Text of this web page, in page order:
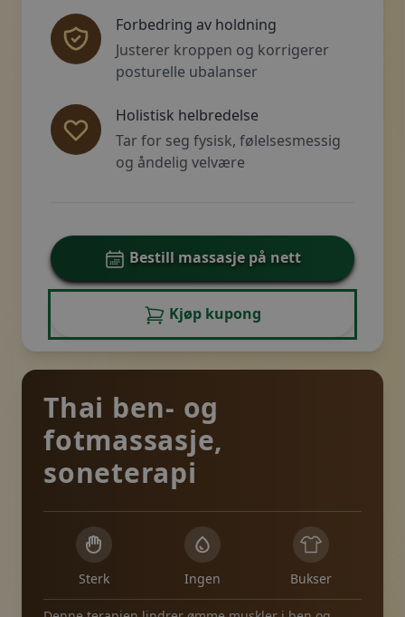
Forbedring av holdning
Justerer kroppen og korrigerer
posturelle ubalanser
Holistisk helbredelse
Tar for seg fysisk, følelsesmessig
og åndelig velvære
Bestill massasje på nett
Kjøp kupong
Thai ben- og
fotmassasje,
soneterapi
Sterk Ingen Bukser